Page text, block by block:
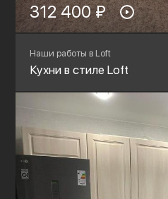
312 400 ₽
Наши работы в Loft
Кухни в стиле Loft